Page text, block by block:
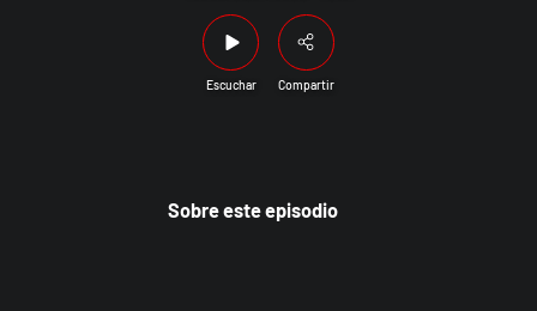
Escuchar Compartir
Sobre este episodio